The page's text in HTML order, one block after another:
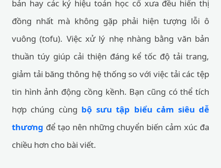
bản hay các ký hiệu toán học cổ xưa đều hiển thị
đồng nhất mà không gặp phải hiện tượng lỗi ô
vuông (tofu). Việc xử lý nhẹ nhàng bằng văn bản
thuần túy giúp cải thiện đáng kể tốc độ tải trang,
giảm tải băng thông hệ thống so với việc tải các tệp
tin hình ảnh động cồng kềnh. Bạn cũng có thể tích
hợp chúng cùng bộ sưu tập biểu cảm siêu dễ
thương để tạo nên những chuyển biến cảm xúc đa
chiều hơn cho bài viết.